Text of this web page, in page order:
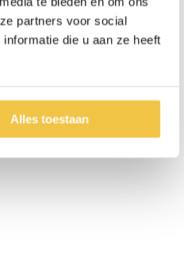
partners voor social
die u aan ze heeft
Alles toestaan